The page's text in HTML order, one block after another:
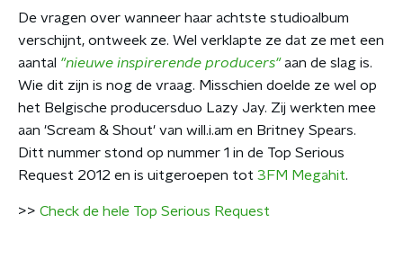
De vragen over wanneer haar achtste studioalbum
verschijnt, ontweek ze. Wel verklapte ze dat ze met een
aantal "nieuwe inspirerende producers"aan de slag is.
Wie dit zijn is nog de vraag. Misschien doelde ze wel op
het Belgische producersduo Lazy Jay. Zij werkten mee
aan 'Scream & Shout' van will.i.am en Britney Spears.
Ditt nummer stond op nummer 1 in de Top Serious
Request 2012 en is uitgeroepen tot 3FM Megahit.
>> Check de hele Top Serious Request